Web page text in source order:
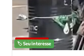
NOTÍCIAS
🏷️ Seu interesse